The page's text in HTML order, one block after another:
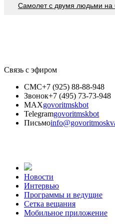
Самолет с двумя людьми на
Связь с эфиром
СМС+7 (925) 88-88-948
Звонок+7 (495) 73-73-948
MAXgovoritmskbot
Telegramgovoritmskbot
Письмо
Новости
Интервью
Программы и ведущие
Сетка вещания
Мобильное приложение